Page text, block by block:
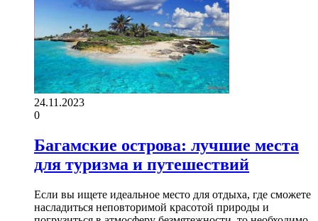
24.11.2023
0
Багамские острова: лучшие места
для туризма и путешествий
Если вы ищете идеальное место для отдыха, где сможете
насладиться неповторимой красотой природы и